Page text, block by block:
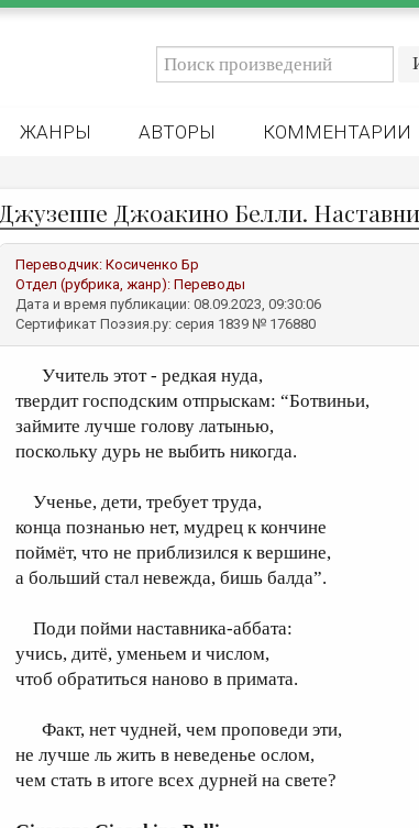
ЖАНРЫ АВТОРЫ КОММЕНТАРИИ
Джузеппе Джоакино Белли.
Переводчик: Косиченко Бр
Отдел (рубрика, жанр): Переводы
Дата и время публикации: 08.09.2023, 09:30:06
Сертификат Поэзия.ру: серия 1839 № 176880
Учитель этот - редкая нуда,
твердит господским отпрыскам: “Ботвиньи,
займите лучше голову латынью,
поскольку дурь не выбить никогда.
Ученье, дети, требует труда,
конца познанью нет, мудрец к кончине
поймёт, что не приблизился к вершине,
а больший стал невежда, бишь балда”.
Поди пойми наставника-аббата:
учись, дитё, уменьем и числом,
чтоб обратиться наново в примата.
Факт, нет чудней, чем проповеди эти,
не лучше ль жить в неведенье ослом,
чем стать в итоге всех дурней на свете?